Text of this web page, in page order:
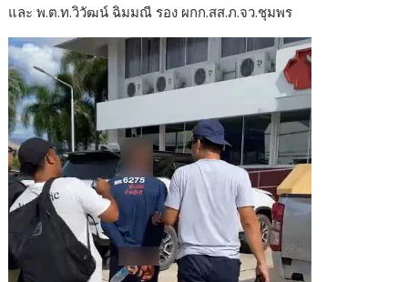
และ พ.ต.ท.วิวัฒน์ ฉิมมณี รอง ผกก.สส.ภ.จว.ชุมพร